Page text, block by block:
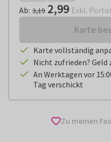
Ab: 3,19 2,99 Exkl.
Karte
Karte vollständig
Nicht zufrieden? Geld
An Werktagen vor
Tag verschickt
Zu meinen